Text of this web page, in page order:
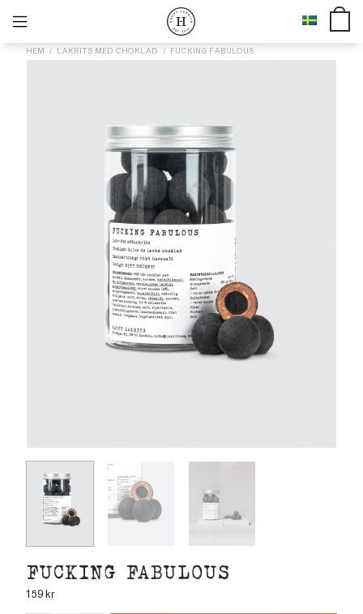
HEM LAKRITS MED CHOKLAD FUCKING FABULOUS
FUCKING FABULOUS
159kr